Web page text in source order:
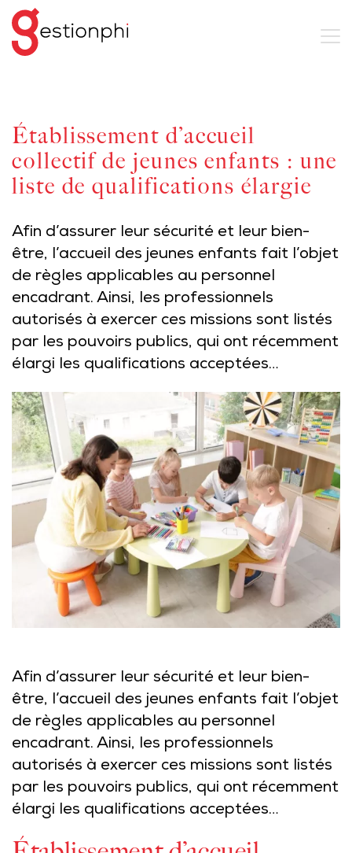
Établissement d’accueil
collectif de jeunes enfants : une
liste de qualifications élargie
Afin d’assurer leur sécurité et leur bien-
être, l’accueil des jeunes enfants fait l’objet
de règles applicables au personnel
encadrant. Ainsi, les professionnels
autorisés à exercer ces missions sont listés
par les pouvoirs publics, qui ont récemment
élargi les qualifications acceptées…
Afin d’assurer leur sécurité et leur bien-
être, l’accueil des jeunes enfants fait l’objet
de règles applicables au personnel
encadrant. Ainsi, les professionnels
autorisés à exercer ces missions sont listés
par les pouvoirs publics, qui ont récemment
élargi les qualifications acceptées…